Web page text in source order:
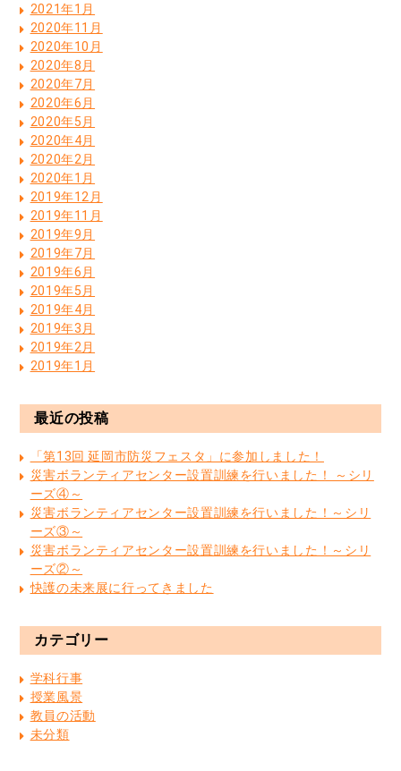
2021年1月
2020年11月
2020年10月
2020年8月
2020年7月
2020年6月
2020年5月
2020年4月
2020年2月
2020年1月
2019年12月
2019年11月
2019年9月
2019年7月
2019年6月
2019年5月
2019年4月
2019年3月
2019年2月
2019年1月
最近の投稿
「第13回 延岡市防災フェスタ」に参加しました！
災害ボランティアセンター設置訓練を行いました！ ～シリ
ーズ④～
災害ボランティアセンター設置訓練を行いました！～シリ
ーズ③～
災害ボランティアセンター設置訓練を行いました！～シリ
ーズ②～
快護の未来展に行ってきました
カテゴリー
学科行事
授業風景
教員の活動
未分類